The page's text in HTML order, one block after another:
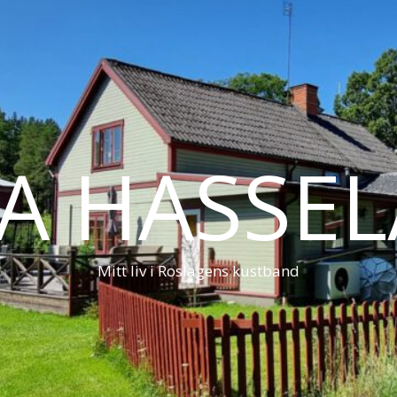
Mitt liv i Roslagens kustband